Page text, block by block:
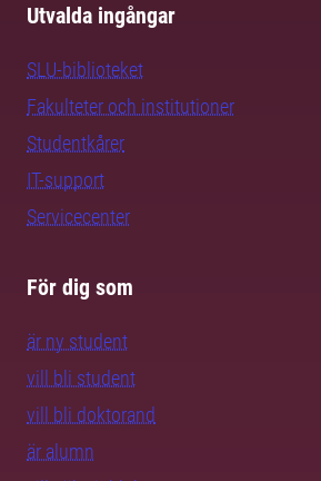
Utvalda ingångar
SLU-biblioteket
Fakulteter och institutioner
Studentkårer
IT-support
Servicecenter
För dig som
är ny student
vill bli student
vill bli doktorand
är alumn